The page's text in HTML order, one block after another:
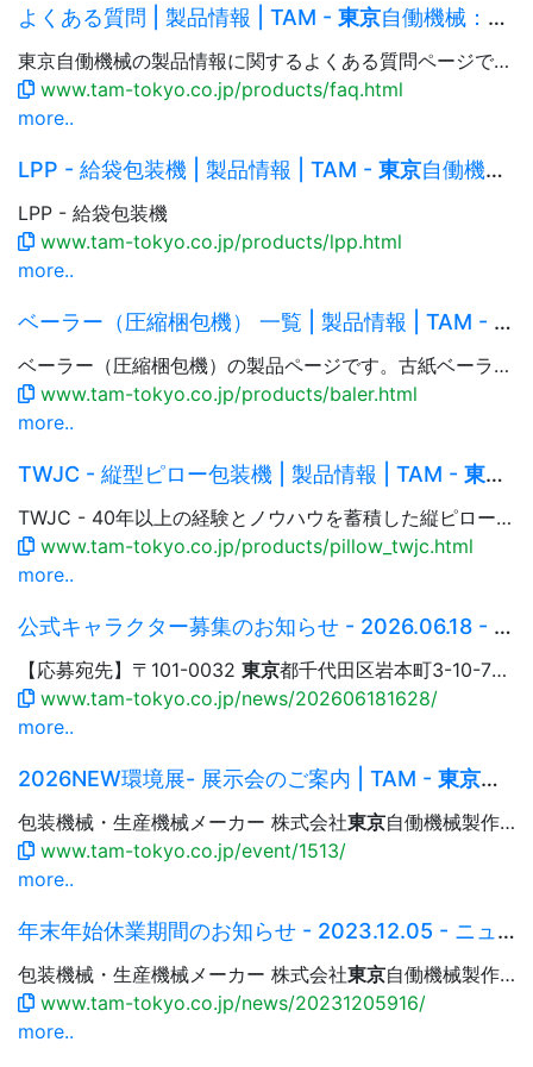
よくある質問 | 製品情報 | TAM - 東京自働機械：自動包装機械・生産機械
東京自働機械の製品情報に関するよくある質問ページです。
www.tam-tokyo.co.jp/products/faq.html
more..
LPP - 給袋包装機 | 製品情報 | TAM - 東京自働機械：自動包装機械・生産機械
LPP - 給袋包装機
www.tam-tokyo.co.jp/products/lpp.html
more..
ベーラー（圧縮梱包機） 一覧 | 製品情報 | TAM -
東
ベーラー（圧縮梱包機）の製品ページです。古紙ベーラーからアルミ等の非鉄べーラー、金属・電線切断機についての情報をお届けします。
www.tam-tokyo.co.jp/products/baler.html
more..
TWJC - 縦型ピロー包装機 | 製品情報 | TAM - 東京
TWJC - 40年以上の経験とノウハウを蓄積した縦ピロー包装機。粉体、粒体、固体（ばらもの）など様々な製品を袋詰めします。包装形態も平袋からスタンディング袋まで対応。ジッパー付き袋から、バルブ仕様機やガス充填仕様機など高機能、高付加価値包装が得意分野です
www.tam-tokyo.co.jp/products/pillow_twjc.html
more..
公式キャラクター募集のお知らせ - 2026.06.18 - ニュース | TAM -
【応募宛先】〒101-0032 東京都千代田区岩本町3-10-7（東自機ビル） 株式会社
www.tam-tokyo.co.jp/news/202606181628/
more..
2026NEW環境展- 展示会のご案内 | TAM - 東京自働
包装機械・生産機械メーカー 株式会社東京自働機械製作所 Language 日本語 English 简体中文 繁體中文 한국어...
www.tam-tokyo.co.jp/event/1513/
more..
年末年始休業期間のお知らせ - 2023.12.05 - ニュース | TAM -
包装機械・生産機械メーカー 株式会社東京自働機械製作所 Language 日本語 English 简体中文 繁體中文 한국어...
www.tam-tokyo.co.jp/news/20231205916/
more..